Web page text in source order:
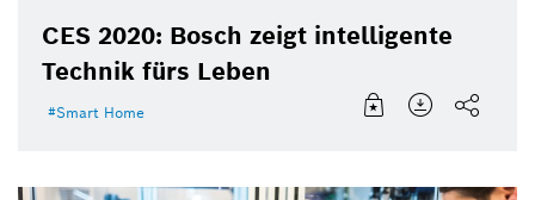
CES 2020: Bosch zeigt intelligente
Technik fürs Leben
Smart Home